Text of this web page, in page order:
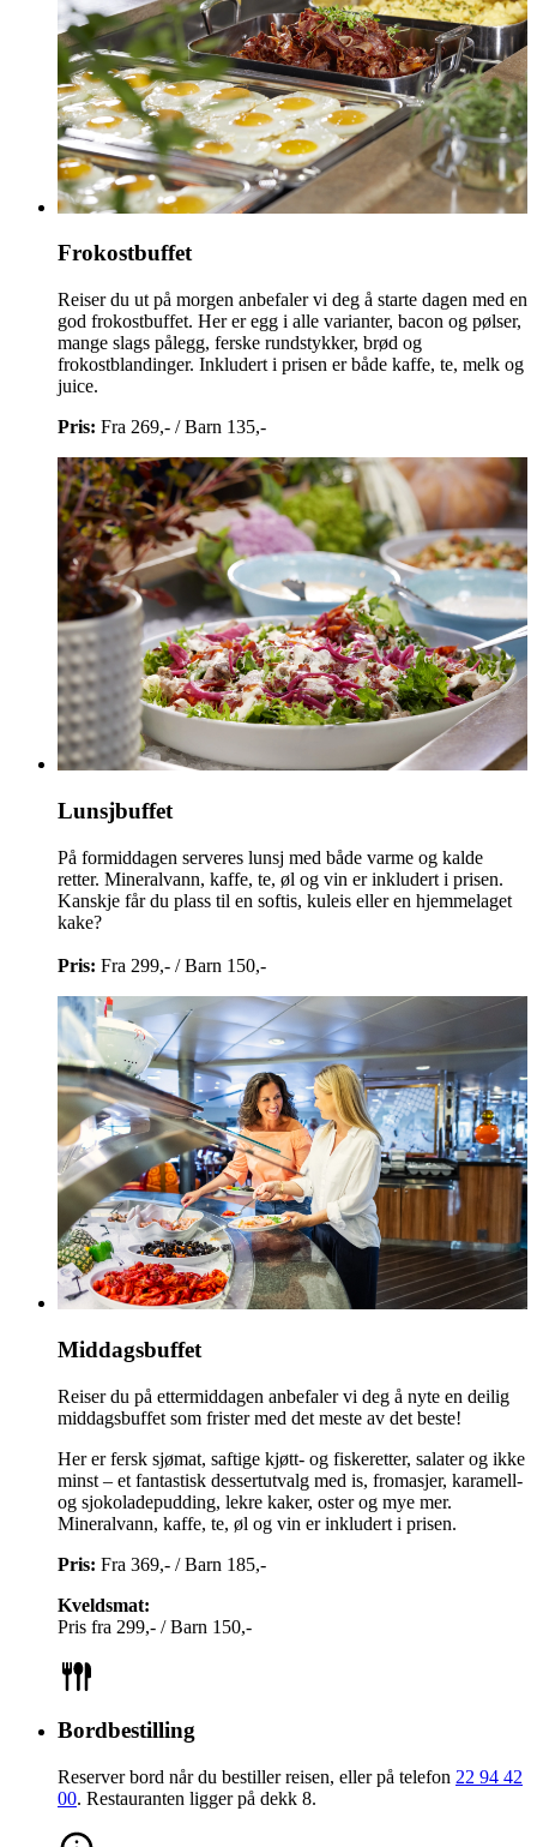
Frokostbuffet
Reiser du ut på morgen anbefaler vi deg å starte dagen med en
god frokostbuffet. Her er egg i alle varianter, bacon og pølser,
mange slags pålegg, ferske rundstykker, brød og
frokostblandinger. Inkludert i prisen er både kaffe, te, melk og
juice.
Pris: Fra 269,- / Barn 135,-
Lunsjbuffet
På formiddagen serveres lunsj med både varme og kalde
retter. Mineralvann, kaffe, te, øl og vin er inkludert i prisen.
Kanskje får du plass til en softis, kuleis eller en hjemmelaget
kake?
Pris: Fra 299,- / Barn 150,-
Middagsbuffet
Reiser du på ettermiddagen anbefaler vi deg å nyte en deilig
middagsbuffet som frister med det meste av det beste!
Her er fersk sjømat, saftige kjøtt- og fiskeretter, salater og ikke
minst – et fantastisk dessertutvalg med is, fromasjer, karamell-
og sjokoladepudding, lekre kaker, oster og mye mer.
Mineralvann, kaffe, te, øl og vin er inkludert i prisen.
Pris: Fra 369,- / Barn 185,-
Kveldsmat:
Pris fra 299,- / Barn 150,-
Bordbestilling
Reserver bord når du bestiller reisen, eller på telefon 22 94 42
00. Restauranten ligger på dekk 8.